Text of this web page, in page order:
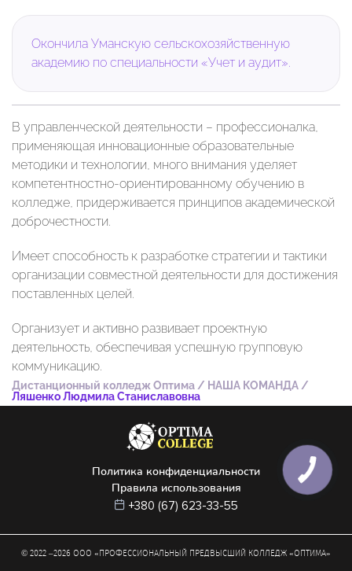
Окончила Уманскую сельскохозяйственную
академию по специальности «Учет и аудит».
В управленческой деятельности – профессионалка,
применяющая инновационные образовательные
методики и технологии, много внимания уделяет
компетентностно-ориентированному обучению в
колледже, придерживается принципов академической
доброчестности.
Имеет способность к разработке стратегии и тактики
организации совместной деятельности для достижения
поставленных целей.
Организует и активно развивает проектную
деятельность, обеспечивая успешную групповую
коммуникацию.
Дистанционный колледж Оптима / НАША КОМАНДА /
Ляшенко Людмила Станиславовна
Политика конфиденциальности
Правила использования
+380 (67) 623-33-55
© 2022 –2026 ООО «ПРОФЕССИОНАЛЬНЫЙ ПРЕДВЫСШИЙ КОЛЛЕДЖ «ОПТИМА»